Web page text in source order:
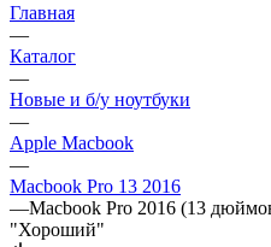
Главная
—
Каталог
—
Новые и б/у ноутбуки
—
Apple Macbook
—
Macbook Pro 13 2016
—Macbook Pro 2016 (13
"Хороший"